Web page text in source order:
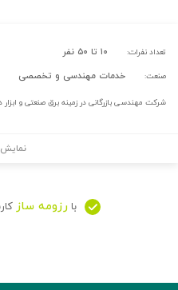
تعداد نفرات: ۱۰ تا ۵۰ نفر
صنعت: خدمات مهندسی و تخصصی
شرکت مهندسی بازرگانی در زمینه برق صنعتی و ابزار
با رزومه ساز